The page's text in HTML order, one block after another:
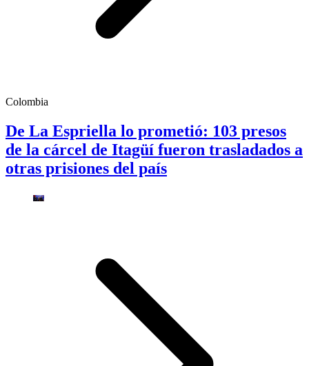
Colombia
De La Espriella lo prometió: 103 presos
de la cárcel de Itagüí fueron trasladados a
otras prisiones del país